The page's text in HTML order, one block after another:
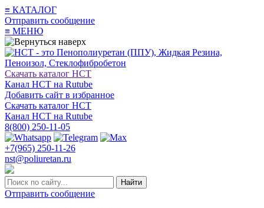
≡ КАТАЛОГ
Отправить сообщение
≡ МЕНЮ
Скачать каталог НСТ
Канал НСТ на Rutube
Добавить сайт в избранное
Скачать каталог НСТ
Канал НСТ на Rutube
8(800) 250-11-05
+7(965) 250-11-26
nst@poliuretan.ru
Найти
Отправить сообщение